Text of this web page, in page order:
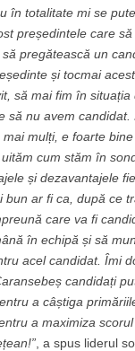
în totalitate mi se
președintele care să
pregătească un
și tocmai
să mai fim în situația
să nu avem candidat.
mulți, e foarte
cum stăm în
și dezavantajele
bun ar fi ca, după ce
care va fi
în echipă și să
acel candidat. Îmi
candidați
a câștiga
a maximiza scorul
, a spus liderul